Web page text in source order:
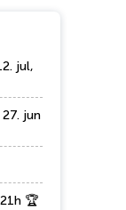
jul,
jun
🏆